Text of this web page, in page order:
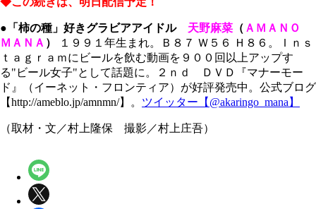
● 「柿の種」好きグラビアアイドル 天野麻菜 （ ＡＭＡＮＯ
ＭＡＮＡ ）
１９９１年生まれ。Ｂ８７ Ｗ５６ Ｈ８６。Ｉｎｓ
ｔａｇｒａｍにビールを飲む動画を９００回以上アップす
る"ビール女子"として話題に。２ｎｄ ＤＶＤ『マナーモー
ド』（イーネット・フロンティア）が好評発売中。公式ブログ
【http://ameblo.jp/amnmn/】。 ツイッター【@akaringo_mana】
（取材・文／村上隆保 撮影／村上庄吾）